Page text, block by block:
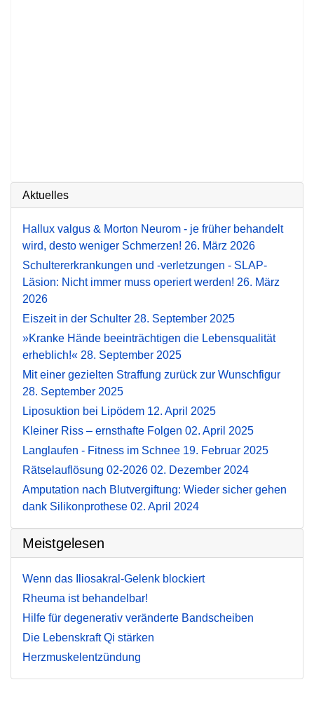
Aktuelles
Hallux valgus & Morton Neurom - je früher behandelt
wird, desto weniger Schmerzen! 26. März 2026
Schultererkrankungen und -verletzungen - SLAP-
Läsion: Nicht immer muss operiert werden! 26. März
2026
Eiszeit in der Schulter 28. September 2025
»Kranke Hände beeinträchtigen die Lebensqualität
erheblich!« 28. September 2025
Mit einer gezielten Straffung zurück zur Wunschfigur
28. September 2025
Liposuktion bei Lipödem 12. April 2025
Kleiner Riss – ernsthafte Folgen 02. April 2025
Langlaufen - Fitness im Schnee 19. Februar 2025
Rätselauflösung 02-2026 02. Dezember 2024
Amputation nach Blutvergiftung: Wieder sicher gehen
dank Silikonprothese 02. April 2024
Meistgelesen
Wenn das Iliosakral-Gelenk blockiert
Rheuma ist behandelbar!
Hilfe für degenerativ veränderte Bandscheiben
Die Lebenskraft Qi stärken
Herzmuskelentzündung